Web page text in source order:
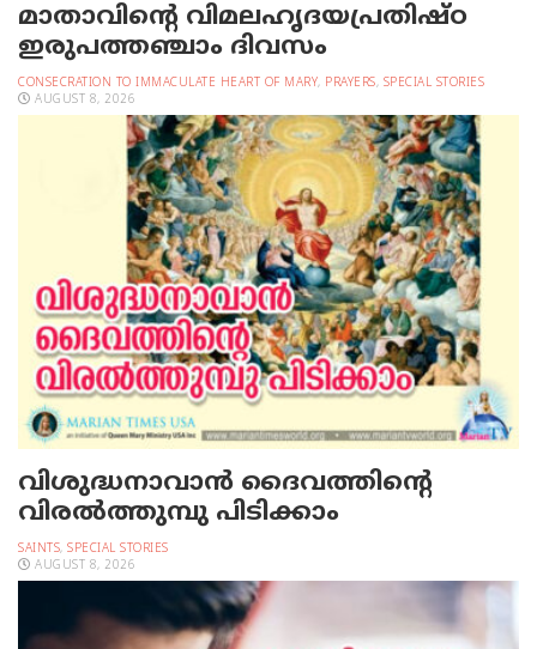
മാതാവിന്റെ വിമലഹൃദയപ്രതിഷ്ഠ
ഇരുപത്തഞ്ചാം ദിവസം
CONSECRATION TO IMMACULATE HEART OF MARY, PRAYERS, SPECIAL STORIES
AUGUST 8, 2026
വിശുദ്ധനാവാന്‍ ദൈവത്തിന്റെ
വിരല്‍ത്തുമ്പു പിടിക്കാം
SAINTS, SPECIAL STORIES
AUGUST 8, 2026